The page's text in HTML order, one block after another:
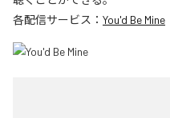
各配信サービス： You'd Be Mine